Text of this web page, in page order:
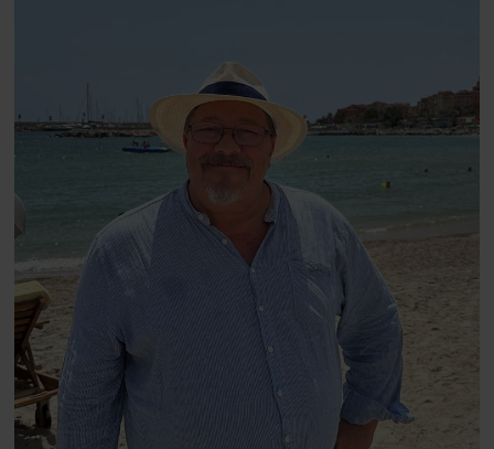
arv, angst, familieliv, frygten for
at miste stemmen og den
livsglæde, han nægter at give slip
på.